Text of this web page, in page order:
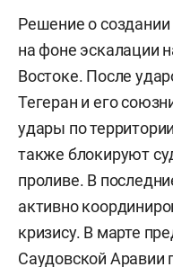
Решение о
на фоне эскалации
Востоке. После
Тегеран и его
удары по
также блокируют
проливе. В
активно
кризису. В марте
Саудовской Аравии